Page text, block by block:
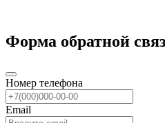
Форма обратной
Номер телефона
Email